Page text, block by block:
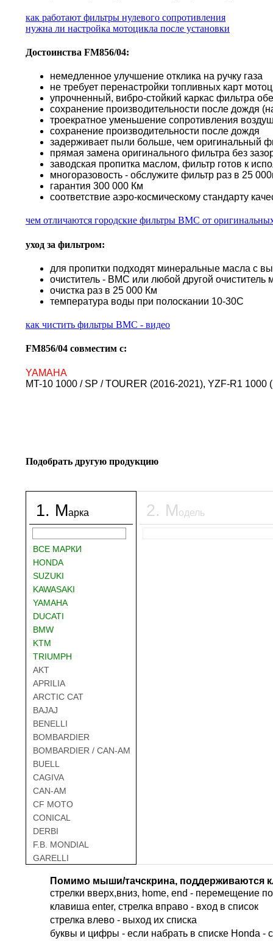
как работают фильтры нулевого сопротивления
нужна ли настройка мотоцикла после установки
Достоинства FM856/04:
немедленное улучшение отклика на ручку газа
не требует перенастройки топливных карт
упрочненный, вибро-стойкий каркас фильтра
сохранение производительности после дождя
троекратное уменьшение сопротивления
сохранение производительности после дождя
задерживает пыли больше, чем оригинальный
прямая замена оригинального фильтра без
заводская пропитка маслом, фильтр готов к
многоразовость - обслужите фильтр раз в 25
гарантия 300 000 Км
соответствие аэро-космическому стандарту
чем отличаются городские фильтры BMC от
уход за фильтром:
для пропитки подходят минеральные масла с
очиститель - BMC или любой другой
очистка раз в 25 000 Км
температура воды при полоскании 10-30С
как чистить фильтры BMC - видео
FM856/04 совместим с:
YAMAHA
MT-10 1000 / SP / TOURER (2016-2021), YZF-R1
Подобрать другую продукцию
1. Марка
ВСЕ МАРКИ
HONDA
SUZUKI
KAWASAKI
YAMAHA
DUCATI
BMW
KTM
TRIUMPH
AKT
APRILIA
ARCTIC CAT
BAJAJ
BENELLI
BOMBARDIER
BOMBARDIER / CAN-AM
BUELL
CAGIVA
CAN-AM
CF MOTO
CONICAL
DERBI
F.B. MONDIAL
GARELLI
GILERA
HARLEY DAVIDSON
HERO
HUSQVARNA
2. Модель
Помимо мыши/тачскрина, поддерживаются
стрелки вверх,вниз, home, end - перемещение
клавиша enter, стрелка вправо - вход в список
cтрелка влево - выход их списка
буквы и цифры - если набрать в списке Honda -